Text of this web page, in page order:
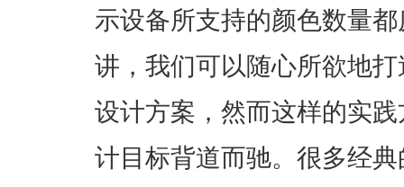
示设备所支持的颜色数量
讲，我们可以随心所欲地
设计方案，然而这样的实
计目标背道而驰。很多经